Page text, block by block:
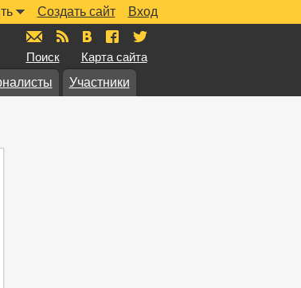
Вход
Создать сайт
Поиск Карта сайта
Участники